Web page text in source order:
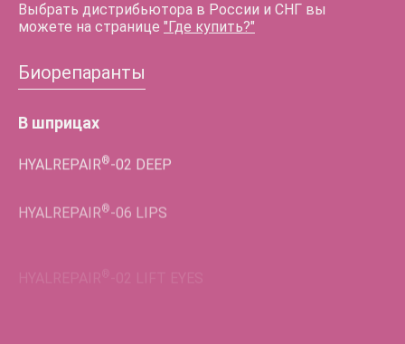
Выбрать дистрибьютора в России и СНГ вы
можете на странице "Где купить?"
Биорепаранты
В шприцах
HYALREPAIR® -02 DEEP